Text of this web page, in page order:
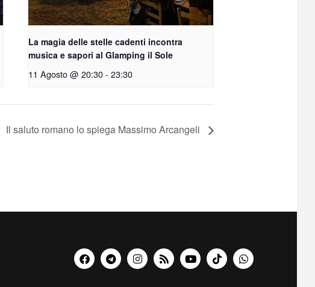
La magia delle stelle cadenti incontra
musica e sapori al Glamping il Sole
11 Agosto @ 20:30- 23:30
Il saluto romano lo spiega Massimo Arcangeli